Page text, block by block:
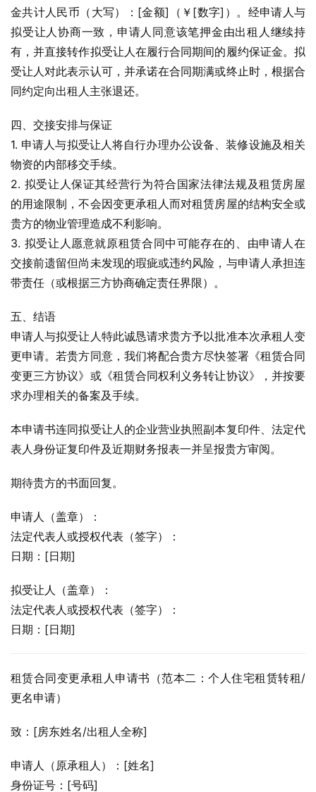
金共计人民币（大写）：[金额]（￥[数字]）。经申请人与
拟受让人协商一致，申请人同意该笔押金由出租人继续持
有，并直接转作拟受让人在履行合同期间的履约保证金。拟
受让人对此表示认可，并承诺在合同期满或终止时，根据合
同约定向出租人主张退还。
四、交接安排与保证
1. 申请人与拟受让人将自行办理办公设备、装修设施及相关
物资的内部移交手续。
2. 拟受让人保证其经营行为符合国家法律法规及租赁房屋
的用途限制，不会因变更承租人而对租赁房屋的结构安全或
贵方的物业管理造成不利影响。
3. 拟受让人愿意就原租赁合同中可能存在的、由申请人在
交接前遗留但尚未发现的瑕疵或违约风险，与申请人承担连
带责任（或根据三方协商确定责任界限）。
五、结语
申请人与拟受让人特此诚恳请求贵方予以批准本次承租人变
更申请。若贵方同意，我们将配合贵方尽快签署《租赁合同
变更三方协议》或《租赁合同权利义务转让协议》，并按要
求办理相关的备案及手续。
本申请书连同拟受让人的企业营业执照副本复印件、法定代
表人身份证复印件及近期财务报表一并呈报贵方审阅。
期待贵方的书面回复。
申请人（盖章）：
法定代表人或授权代表（签字）：
日期：[日期]
拟受让人（盖章）：
法定代表人或授权代表（签字）：
日期：[日期]
租赁合同变更承租人申请书（范本二：个人住宅租赁转租/
更名申请）
致：[房东姓名/出租人全称]
申请人（原承租人）：[姓名]
身份证号：[号码]